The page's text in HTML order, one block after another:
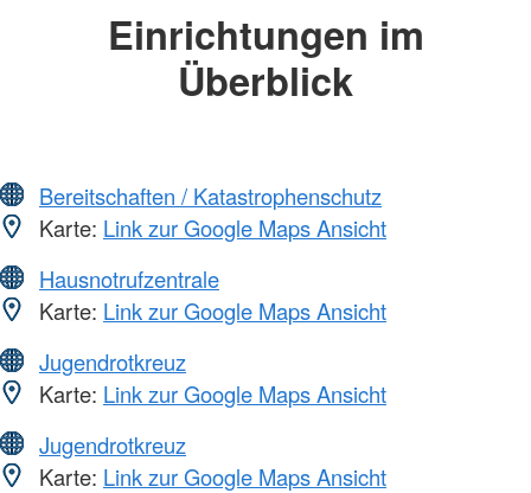
Einrichtungen im
Überblick
Bereitschaften / Katastrophenschutz
Karte: Link zur Google Maps Ansicht
Hausnotrufzentrale
Karte: Link zur Google Maps Ansicht
Jugendrotkreuz
Karte: Link zur Google Maps Ansicht
Jugendrotkreuz
Karte: Link zur Google Maps Ansicht